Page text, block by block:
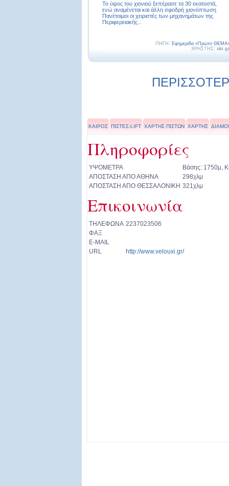
Το ύψος του χιονιού ξεπέρασε τα 30 εκατοστά,
ενώ αναμένεται και άλλη σφοδρή χιονόπτωση
Πανέτοιμοι οι χειριστές των μηχανημάτων της
Περιφερειακής...
ΠΗΓΗ: Εφημερίδα «Πρώτο
ΧΡΗΣΤΗΣ:
ΚΑΙΡΟΣ ΠΙΣΤΕΣ-LIFT ΧΑΡΤΗΣ ΠΙΣΤΩΝ ΧΑΡΤΗΣ
Πληροφορίες
ΥΨΟΜΕΤΡΑ
Βάσης: 1750μ,
ΑΠΟΣΤΑΣΗ ΑΠΟ ΑΘΗΝΑ
298χλμ
ΑΠΟΣΤΑΣΗ ΑΠΟ ΘΕΣΣΑΛΟΝΙΚΗ 321χλμ
Επικοινωνία
ΤΗΛΕΦΩΝΑ 2237023506
ΦΑΞ
E-MAIL
URL
http://www.velouxi.gr/